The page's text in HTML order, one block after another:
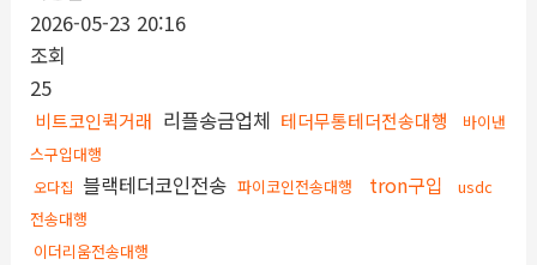
2026-05-23 20:16
조회
25
비트코인퀵거래 리플송금업체 테더무통테더전송대행
바이낸
스구입대행
오다집 블랙테더코인전송 파이코인전송대행 tron구입
usdc
전송대행
이더리움전송대행